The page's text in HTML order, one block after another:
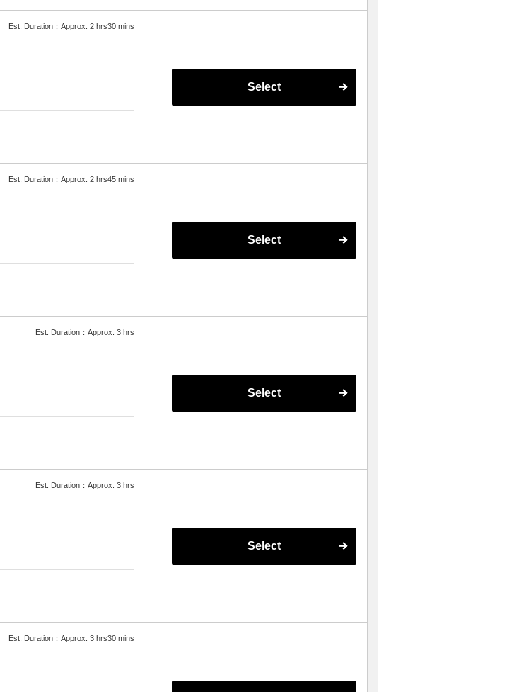
Est. Duration：Approx. 2 hrs30 mins
Select
Est. Duration：Approx. 2 hrs45 mins
Select
Est. Duration：Approx. 3 hrs
Select
Est. Duration：Approx. 3 hrs
Select
Est. Duration：Approx. 3 hrs30 mins